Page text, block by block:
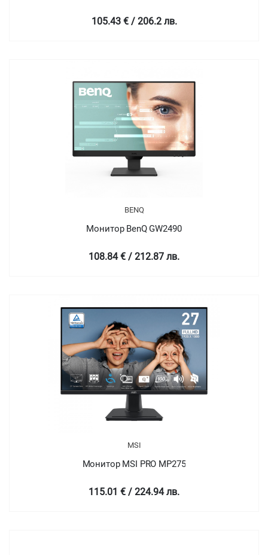
105.43 € / 206.2 лв.
BENQ
Монитор BenQ GW2490
108.84 € / 212.87 лв.
MSI
Монитор MSI PRO MP275
115.01 € / 224.94 лв.